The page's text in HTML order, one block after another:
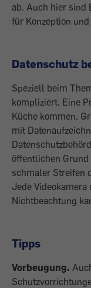
ab. Auch hier sind
für Konzeption
Datenschutz
Speziell beim
kompliziert. Eine
Küche kommen.
mit
öffentlichen
schmaler Streifen
Jede
Nichtbeachtung
Tipps
Vorbeugung.